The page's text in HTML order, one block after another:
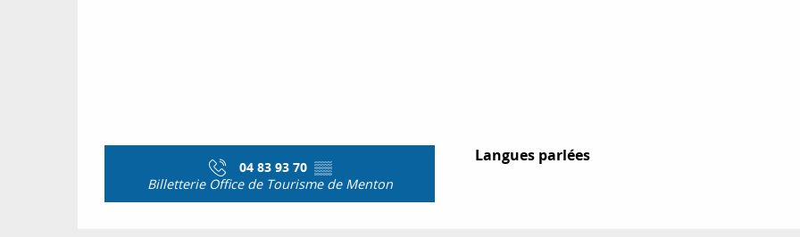
04 83 93 70 ▒▒
Billetterie Office de Tourisme de Menton
Langues parlées
Langues parlées